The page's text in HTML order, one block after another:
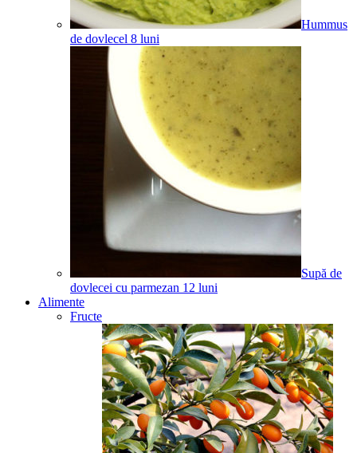
Hummus
de dovlecel 8 luni
Supă de
dovlecei cu parmezan 12 luni
Alimente
Fructe